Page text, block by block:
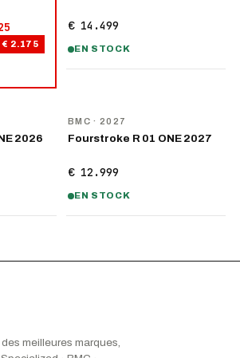
€ 2.175
€ 14.499
EN STOCK
2026
BMC · 2027
Fourstroke R 01 ONE 2027
€ 12.999
EN STOCK
meilleures marques,